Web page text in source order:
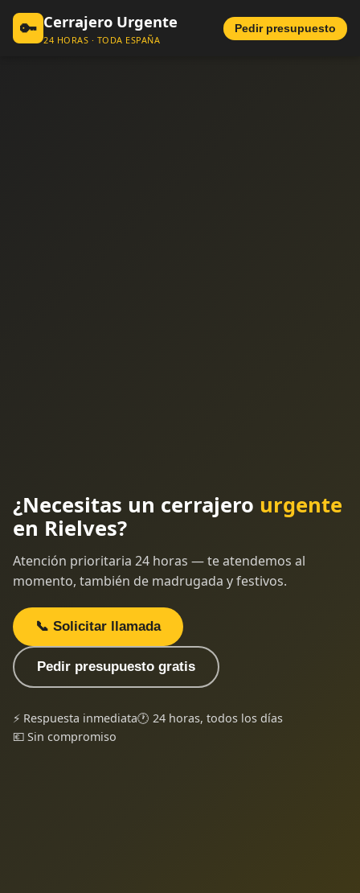
🔑 Cerrajero Urgente
24 HORAS · TODA ESPAÑA
Pedir presupuesto
¿Necesitas un cerrajero urgente
en Rielves?
Atención prioritaria 24 horas — te atendemos al
momento, también de madrugada y festivos.
📞 Solicitar llamada
Pedir presupuesto gratis
⚡ Respuesta inmediata🕐 24 horas, todos los días
💶 Sin compromiso